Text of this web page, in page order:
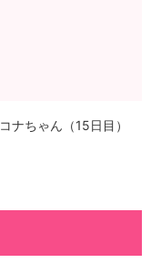
コナちゃん（15日目）